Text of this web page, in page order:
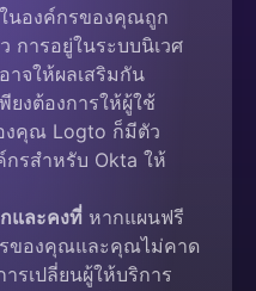
นองค์กรของคุณถูก
การอยู่ในระบบนิเวศ
าจให้ผลเสริมกัน
ยงต้องการให้ผู้ใช้
งคุณ Logto ก็มีตัว
กรสำหรับ Okta ให้
และคงที่ หากแผนฟรี
ของคุณและคุณไม่คาด
ารเปลี่ยนผู้ให้บริการ